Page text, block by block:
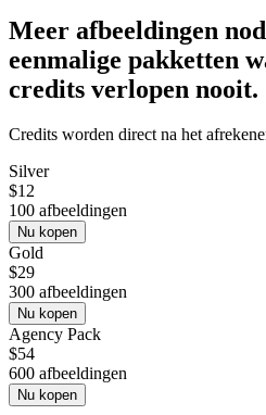
Meer afbeeldingen
eenmalige pakketten
credits verlopen nooit.
Credits worden direct na het
Silver
$12
100 afbeeldingen
Nu kopen
Gold
$29
300 afbeeldingen
Nu kopen
Agency Pack
$54
600 afbeeldingen
Nu kopen